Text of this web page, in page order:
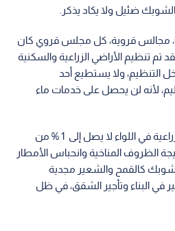
ضئيل ولا يكاد يذكر.
مجالس قروية، كل مجلس قروي كان
تم تنظيم الأراضي الزراعية والسكنية
التنظيم، ولا يستطيع أحد
لأنه لن يحصل على خدمات ماء
ويؤكد أن البناء في الأراضي الزراعية في اللواء لا يصل إلى 1 % من
الظروف المناخية وانحباس الأمطار
كالقمح والشعير مجدية
في البناء وتأجير الشقق، في ظل